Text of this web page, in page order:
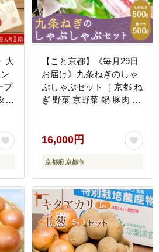
大
プ
マ
【こと京都】《毎月29日
お届け》九条ねぎのしゃ
ぶしゃぶセット［ 京都 ね
ぎ 野菜 京野菜 鍋 豚肉 人
通販 送料無料 ふるさと納
16,000円
京都府 京都市